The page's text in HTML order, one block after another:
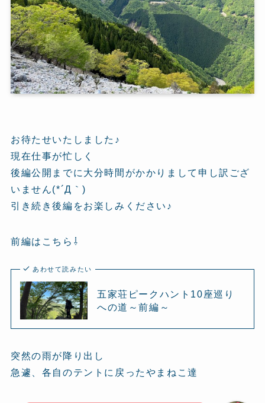
お待たせいたしました♪
現在仕事が忙しく
後編公開までに大分時間がかかりまして申し訳ござ
いません(*´Д｀)
引き続き後編をお楽しみください♪
前編はこちら⇩
あわせて読みたい
五家荘ピークハント10座巡り
への道～前編～
突然の雨が降り出し
急遽、各自のテントに戻ったやまねこ達